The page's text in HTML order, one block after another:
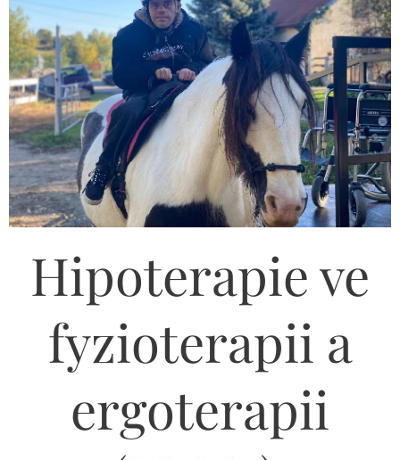
Hipoterapie ve
fyzioterapii a
ergoterapii